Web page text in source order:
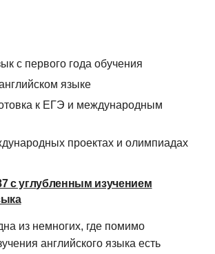
с первого года обучения
языке
к ЕГЭ и международным
проектах и олимпиадах
с углубленным изучением
из немногих, где помимо
английского языка есть